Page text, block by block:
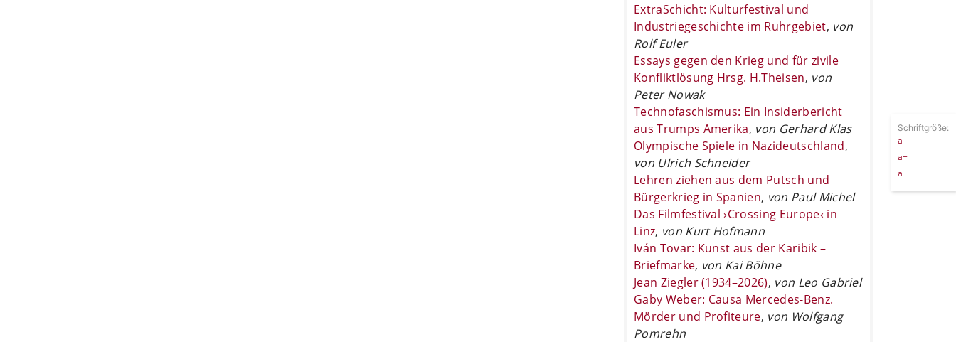
ExtraSchicht: Kulturfestival und
Industriegeschichte im Ruhrgebiet, von
Rolf Euler
Essays gegen den Krieg und für zivile
Konfliktlösung Hrsg. H.Theisen, von
Peter Nowak
Technofaschismus: Ein Insiderbericht
aus Trumps Amerika, von Gerhard Klas
Olympische Spiele in Nazideutschland,
von Ulrich Schneider
Lehren ziehen aus dem Putsch und
Bürgerkrieg in Spanien, von Paul Michel
Das Filmfestival ›Crossing Europe‹ in
Linz, von Kurt Hofmann
Iván Tovar: Kunst aus der Karibik –
Briefmarke, von Kai Böhne
Jean Ziegler (1934–2026), von Leo Gabriel
Gaby Weber: Causa Mercedes-Benz.
Mörder und Profiteure, von Wolfgang
Pomrehn
Schriftgröße:
a
a+
a++